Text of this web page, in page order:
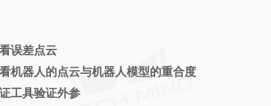
误差点云
机器人的点云与机器人模型的重合度
工具验证外参